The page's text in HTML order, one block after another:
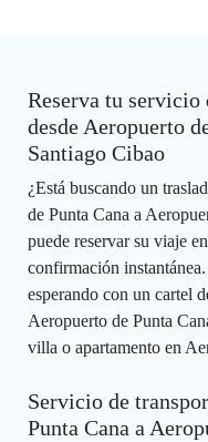
Reserva tu
desde Aeropuerto
Santiago Cibao
¿Está buscando un
de Punta Cana a
puede reservar su viaje
confirmación
esperando con un cartel
Aeropuerto de Punta
villa o apartamento en
Servicio de
Punta Cana a